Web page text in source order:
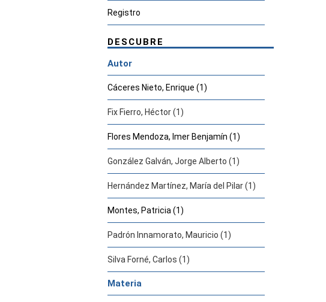
Registro
DESCUBRE
Autor
Cáceres Nieto, Enrique (1)
Fix Fierro, Héctor (1)
Flores Mendoza, Imer Benjamín (1)
González Galván, Jorge Alberto (1)
Hernández Martínez, María del Pilar (1)
Montes, Patricia (1)
Padrón Innamorato, Mauricio (1)
Silva Forné, Carlos (1)
Materia